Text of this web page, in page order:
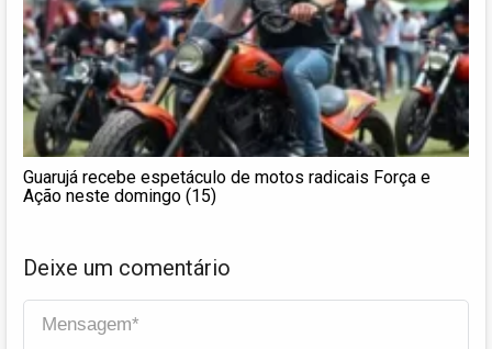
Guarujá recebe espetáculo de motos radicais Força e
Ação neste domingo (15)
Deixe um comentário